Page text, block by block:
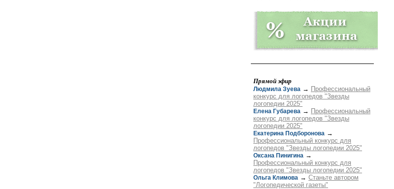
Прямой эфир
Людмила Зуева → Профессиональный
конкурс для логопедов "Звезды
логопедии 2025"
Елена Губарева → Профессиональный
конкурс для логопедов "Звезды
логопедии 2025"
Екатерина Подборонова →
Профессиональный конкурс для
логопедов "Звезды логопедии 2025"
Оксана Пинигина →
Профессиональный конкурс для
логопедов "Звезды логопедии 2025"
Ольга Климова → Станьте автором
"Логопедической газеты"